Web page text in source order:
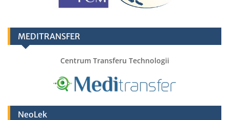
MEDITRANSFER
Centrum Transferu Technologii
NeoLek